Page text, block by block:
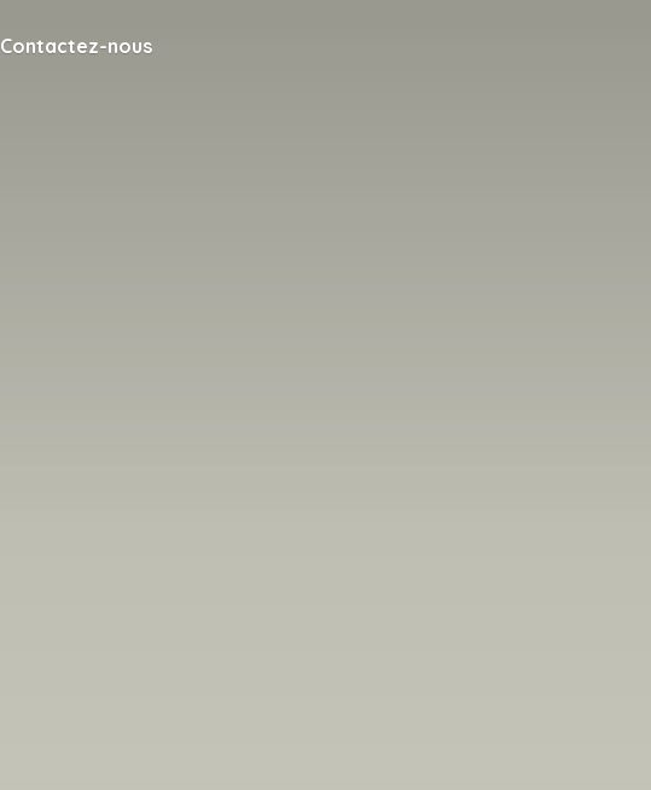
Contactez-nous